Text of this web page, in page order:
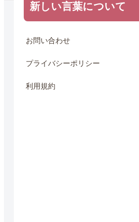
新しい言葉について
お問い合わせ
プライバシーポリシー
利用規約